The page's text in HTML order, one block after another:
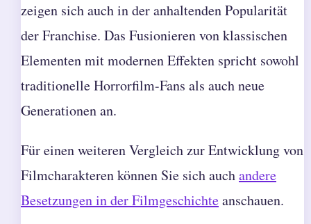
zeigen sich auch in der anhaltenden Popularität
der Franchise. Das Fusionieren von klassischen
Elementen mit modernen Effekten spricht sowohl
traditionelle Horrorfilm-Fans als auch neue
Generationen an.
Für einen weiteren Vergleich zur Entwicklung von
Filmcharakteren können Sie sich auchandere
Besetzungen in der Filmgeschichteanschauen.